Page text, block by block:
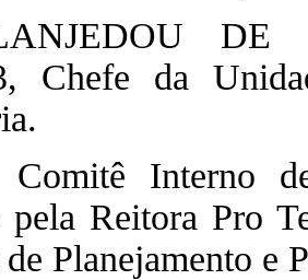
DE
Chefe da
Interno
pela Reitora Pro
Planejamento e